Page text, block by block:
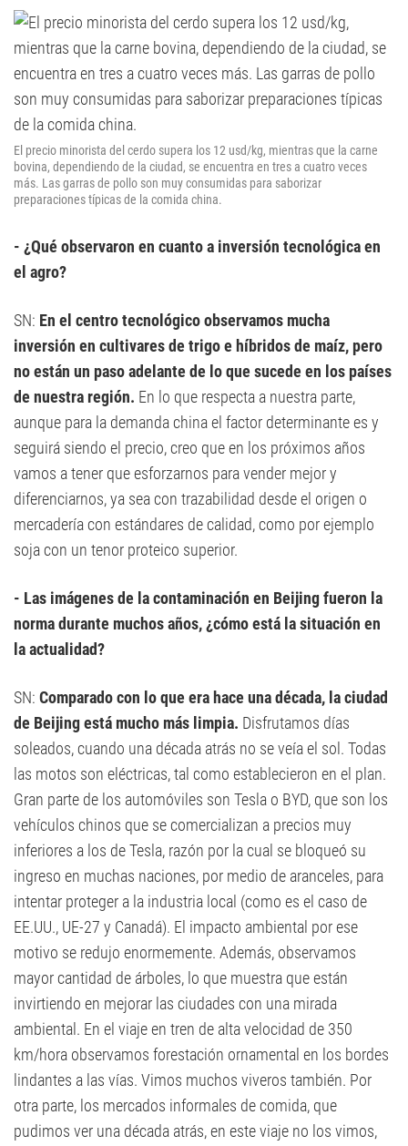
El precio minorista del cerdo supera los 12 usd/kg, mientras que la carne
bovina, dependiendo de la ciudad, se encuentra en tres a cuatro veces
más. Las garras de pollo son muy consumidas para saborizar
preparaciones típicas de la comida china.
- ¿Qué observaron en cuanto a inversión tecnológica en
el agro?
SN: En el centro tecnológico observamos mucha
inversión en cultivares de trigo e híbridos de maíz, pero
no están un paso adelante de lo que sucede en los países
de nuestra región. En lo que respecta a nuestra parte,
aunque para la demanda china el factor determinante es y
seguirá siendo el precio, creo que en los próximos años
vamos a tener que esforzarnos para vender mejor y
diferenciarnos, ya sea con trazabilidad desde el origen o
mercadería con estándares de calidad, como por ejemplo
soja con un tenor proteico superior.
- Las imágenes de la contaminación en Beijing fueron la
norma durante muchos años, ¿cómo está la situación en
la actualidad?
SN: Comparado con lo que era hace una década, la ciudad
de Beijing está mucho más limpia. Disfrutamos días
soleados, cuando una década atrás no se veía el sol. Todas
las motos son eléctricas, tal como establecieron en el plan.
Gran parte de los automóviles son Tesla o BYD, que son los
vehículos chinos que se comercializan a precios muy
inferiores a los de Tesla, razón por la cual se bloqueó su
ingreso en muchas naciones, por medio de aranceles, para
intentar proteger a la industria local (como es el caso de
EE.UU., UE-27 y Canadá). El impacto ambiental por ese
motivo se redujo enormemente. Además, observamos
mayor cantidad de árboles, lo que muestra que están
invirtiendo en mejorar las ciudades con una mirada
ambiental. En el viaje en tren de alta velocidad de 350
km/hora observamos forestación ornamental en los bordes
lindantes a las vías. Vimos muchos viveros también. Por
otra parte, los mercados informales de comida, que
pudimos ver una década atrás, en este viaje no los vimos,